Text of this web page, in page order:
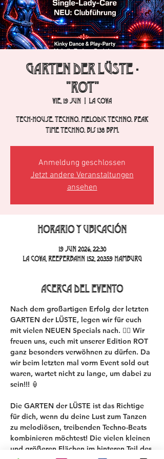
GARTEN der LÜSTE -
"ROT"
vie, 19 jun
  |
La Cova
Tech-House. Techno. Melodic Techno. Peak
Time Techno. bis 138 bpm.
Anmeldung geschlossen
Jetzt andere Veranstaltungen
ansehen
Horario y ubicación
19 jun 2026, 22:30
La Cova, Reeperbahn 152, 20359 Hamburg
Acerca del evento
Nach dem großartigen Erfolg der letzten
GARTEN der LÜSTE, legen wir für euch
mit vielen NEUEN Specials nach. ❤️‍🔥 Wir
freuen uns, euch mit unserer Edition ROT
ganz besonders verwöhnen zu dürfen. Da
wir beim letzten mal vorm Event sold out
waren, wartet nicht zu lange, um dabei zu
sein!!! 🏮
Die GARTEN der LÜSTE ist das Richtige
für dich, wenn du deine Lust zum Tanzen
zu melodiösen, treibenden Techno-Beats
kombinieren möchtest! Die vielen kleinen
und größeren Flächen im hinteren Teil des